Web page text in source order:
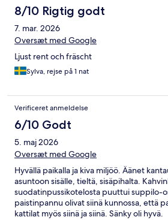
8/10 Rigtig godt
7. mar. 2026
Oversæt med Google
Ljust rent och fräscht
Sylva, rejse på 1 nat
Verificeret anmeldelse
6/10 Godt
5. maj 2026
Oversæt med Google
Hyvällä paikalla ja kiva miljöö. Äänet
asuntoon sisälle, tieltä, sisäpihalta.
suodatinpussikotelosta puuttui suppilo-
paistinpannu olivat siinä kunnossa, että
kattilat myös siinä ja siinä. Sänky oli hyvä.